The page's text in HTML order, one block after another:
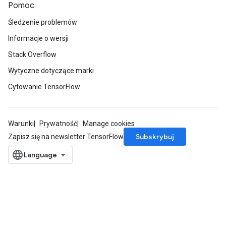
Pomoc
Śledzenie problemów
Informacje o wersji
Stack Overflow
Wytyczne dotyczące marki
Cytowanie TensorFlow
Warunki Prywatność
Manage cookies
Zapisz się na newsletter TensorFlow
Subskrybuj